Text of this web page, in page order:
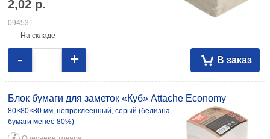
2,02 р.
094531
На складе
В заказ
- +
Блок бумаги для заметок «Куб» Attache Economy
80×80×80 мм, непроклеенный, серый (белизна
бумаги менее 80%)